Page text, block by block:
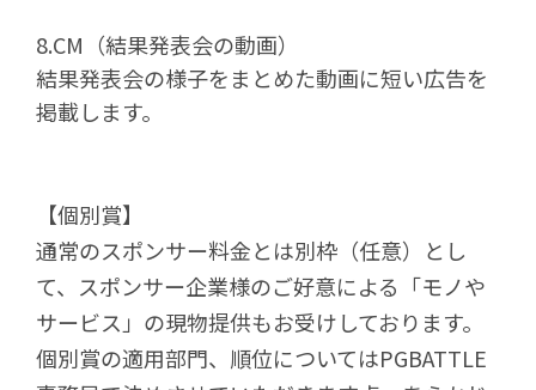
8.CM（結果発表会の動画）
結果発表会の様子をまとめた動画に短い広告を
掲載します。
【個別賞】
通常のスポンサー料金とは別枠（任意）とし
て、スポンサー企業様のご好意による「モノや
サービス」の現物提供もお受けしております。
個別賞の適用部門、順位についてはPGBATTLE